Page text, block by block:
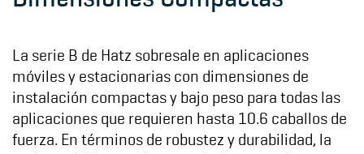
La serie B de Hatz sobresale en aplicaciones
móviles y estacionarias con dimensiones de
instalación compactas y bajo peso para todas las
aplicaciones que requieren hasta 10.6 caballos de
fuerza. En términos de robustez y durabilidad, la